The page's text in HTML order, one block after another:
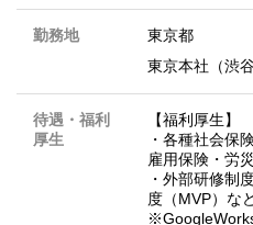
勤務地
東京都
東京本社（渋
待遇・福利
厚生
【福利厚生】
・各種社会保
雇用保険・労
・外部研修制
度（MVP）な